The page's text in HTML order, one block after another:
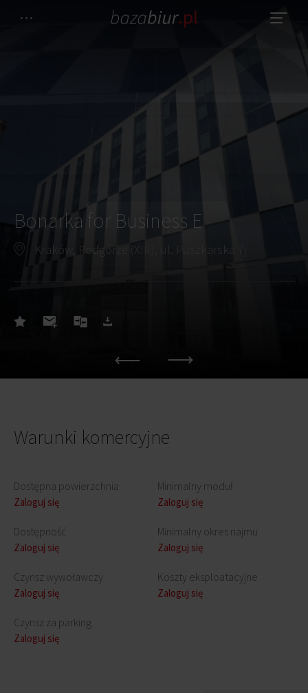
Bonarka for Business E
Kraków, Podgórze (XIII), ul. Puszkarska 7j
Warunki komercyjne
Dostępna powierzchnia
Zaloguj się
Dostępność
Zaloguj się
Czynsz wywoławczy
Zaloguj się
Czynsz za parking
Zaloguj się
Minimalny moduł
Zaloguj się
Minimalny okres najmu
Zaloguj się
Koszty eksploatacyjne
Zaloguj się